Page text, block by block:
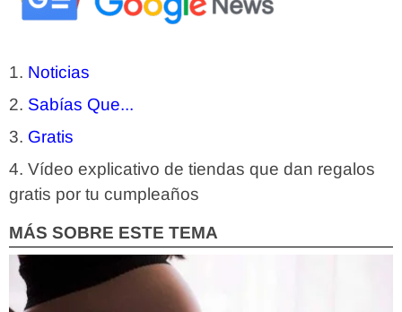
Noticias
Sabías Que...
Gratis
Vídeo explicativo de tiendas que dan regalos
gratis por tu cumpleaños
MÁS SOBRE ESTE TEMA